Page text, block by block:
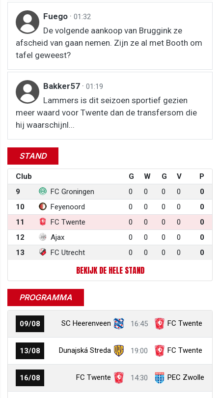
Fuego · 01:32
De volgende aankoop van Bruggink ze
afscheid van gaan nemen. Zijn ze al met Booth om
tafel geweest?
Bakker57 · 01:19
Lammers is dit seizoen sportief gezien
meer waard voor Twente dan de transfersom die
hij waarschijnl...
STAND
Club G W G V
P
9
FC Groningen 0 0 0 0
0
10
Feyenoord 0 0 0 0
0
11
FC Twente 0 0 0 0
0
12
Ajax 0 0 0 0
0
13
FC Utrecht 0 0 0 0 0
BEKIJK DE HELE STAND
PROGRAMMA
09/08 SC Heerenveen 16:45 FC Twente
13/08 Dunajská Streda 19:00 FC Twente
16/08 FC Twente 14:30 PEC Zwolle